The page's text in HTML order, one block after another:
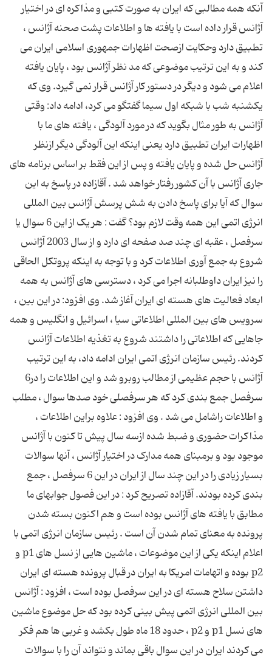
آنکه همه مطالبی که ایران به صورت کتبی و مذاکره ای در اختیار
آژانس قرار داده است با یافته ها و اطلاعات پشت صحنه آژانس ،
تطبیق دارد وحکایت ازصحت اظهارات جمهوری اسلامی ایران می
کند و به این ترتیب موضوعی که مد نظر آژانس بود ، پایان یافته
اعلام می شود و دیگر در دستور کار آژانس قرار نمی گیرد. وی که
یکشنبه شب با شبکه اول سیما گفتگو می کرد، ادامه داد: وقتی
آژانس به طور مثال بگوید که در مورد آلودگی ، یافته های ما با
اظهارات ایران تطبیق دارد یعنی اینکه این آلودگی دیگر ازنظر
آژانس حل شده و پایان یافته و پس از این فقط بر اساس برنامه های
جاری آژانس با آن کشور رفتار خواهد شد . آقازاده در پاسخ به این
سوال که آیا برای پاسخ دادن به شش پرسش آژانس بین المللی
انرژی اتمی این همه وقت لازم بود؟ گفت : هر یک از این 6 سوال یا
سرفصل ، عقبه ای چند صد صفحه ای دارد و از سال 2003 آژانس
شروع به جمع آوری اطلاعات کرد و با توجه به اینکه پروتکل الحاقی
را نیز ایران داوطلبانه اجرا می کرد ، دسترسی های آژانس به همه
ابعاد فعالیت های هسته ای ایران آغاز شد. وی افزود: در این بین ،
سرویس های بین المللی اطلاعاتی سیا ، اسرائیل و انگلیس و همه
جاهایی که اطلاعاتی را داشتند شروع به تغذیه اطلاعات آژانس
کردند. رئیس سازمان انرژی اتمی ایران ادامه داد، به این ترتیب
آژانس با حجم عظیمی از مطالب روبرو شد و این اطلاعات را در6
سرفصل جمع بندی کرد که هر سرفصلی خود صدها سوال ، مطلب
و اطلاعات راشامل می شد . وی افزود : علاوه براین اطلاعات ،
مذاکرات حضوری و ضبط شده ازسه سال پیش تا کنون با آژانس
موجود بود و برمبنای همه مدارک در اختیار آژانس ، آنها سوالات
بسیار زیادی را در این چند سال از ایران در این 6 سرفصل ، جمع
بندی کرده بودند. آقازاده تصریح کرد : در این فصول جوابهای ما
مطابق با یافته های آژانس بوده است و هم اکنون بسته شدن
پرونده به معنای تمام شدن آن است . رئیس سازمان انرژی اتمی با
اعلام اینکه یکی از این موضوعات ، ماشین هایی از نسل های p1 و
p2 بوده و اتهامات امریکا به ایران در قبال پرونده هسته ای ایران
داشتن سلاح هسته ای در این سرفصل بوده است ، افزود : آژانس
بین المللی انرژی اتمی پیش بینی کرده بود که حل موضوع ماشین
های نسل p1 و p2 ، حدود 18 ماه طول بکشد و غربی ها هم فکر
می کردند ایران در این سوال باقی بماند و نتواند آن را با سوالات